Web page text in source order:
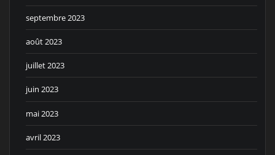
septembre 2023
août 2023
juillet 2023
juin 2023
mai 2023
avril 2023